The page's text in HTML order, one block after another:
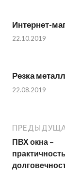
Интернет-
22.10.2019
Резка
22.08.2019
ПВХ окна –